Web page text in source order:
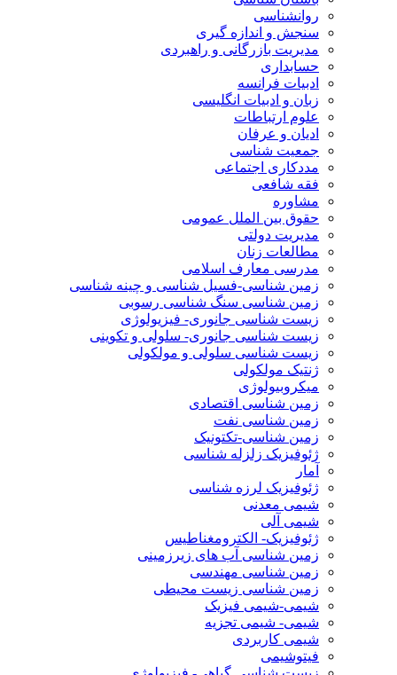
روانشناسی
سنجش و اندازه گیری
مدیریت بازرگانی و راهبردی
حسابداری
ادبیات فرانسه
زبان و ادبیات انگلیسی
علوم ارتباطات
ادیان و عرفان
جمعیت شناسی
مددکاری اجتماعی
فقه شافعی
مشاوره
حقوق بین الملل عمومی
مدیریت دولتی
مطالعات زنان
مدرسی معارف اسلامی
زمین شناسی-فسیل شناسی و چینه شناسی
زمین شناسی سنگ شناسی رسوبی
زیست شناسی جانوری- فیزیولوژی
زیست شناسی جانوری- سلولی و تکوینی
زیست شناسی سلولی و مولکولی
ژنتیک مولکولی
میکروبیولوژی
زمین شناسی اقتصادی
زمین شناسی نفت
زمین شناسی-تکتونیک
ژئوفیزیک زلزله شناسی
آمار
ژئوفیزیک لرزه شناسی
شیمی معدنی
شیمی آلی
ژئوفیزیک- الکترومغناطیس
زمین شناسی آب های زیرزمینی
زمین شناسی مهندسی
زمین شناسی زیست محیطی
شیمی-شیمی فیزیک
شیمی- شیمی تجزیه
شیمی کاربردی
فیتوشیمی